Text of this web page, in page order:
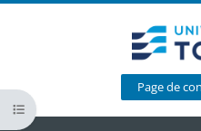
Page de
Ouvrir l’index du cours